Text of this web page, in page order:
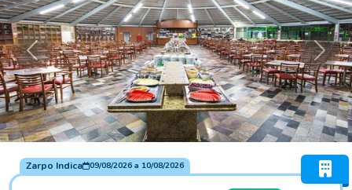
Anterior
Zarpo Indica 09/08/2026a 10/08/2026